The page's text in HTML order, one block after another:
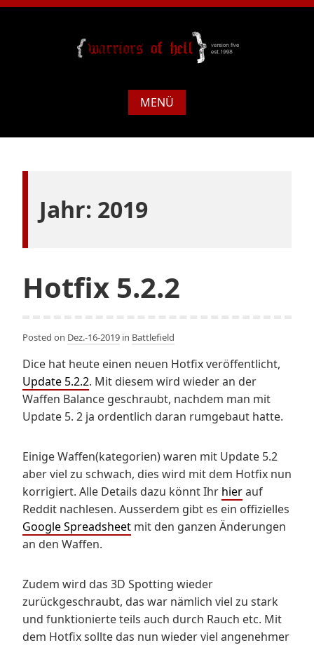
MENÜ
Jahr: 2019
Hotfix 5.2.2
Posted on Dez.-16-2019 in Battlefield
Dice hat heute einen neuen Hotfix veröffentlicht,
Update 5.2.2. Mit diesem wird wieder an der
Waffen Balance geschraubt, nachdem man mit
Update 5. 2 ja ordentlich daran rumgebaut hatte.
Einige Waffen(kategorien) waren mit Update 5.2
aber viel zu schwach, dies wird mit dem Hotfix nun
korrigiert. Alle Details dazu könnt Ihr hierauf
Reddit nachlesen. Ausserdem gibt es ein offizielles
Google Spreadsheet mit den ganzen Änderungen
an den Waffen.
Zudem wird das 3D Spotting wieder
zurückgeschraubt, das war nämlich viel zu stark
und funktionierte teils auch durch Rauch etc. Mit
dem Hotfix sollte das nun wieder viel angenehmer